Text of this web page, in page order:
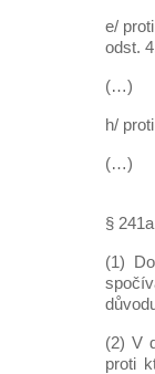
e/
odst.
(…)
h/
(…)
§
(1)
(2) V
proti